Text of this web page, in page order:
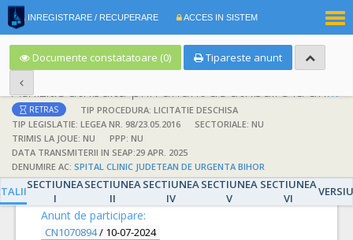
INREGISTRARE / RECUPERARE ACCES IN SISTEM
Documente constatatoare (0) Tipareste anunt
Achizitie atribuita prin anunt de atribuire la anunt de participare
RETRAS
TIP PROCEDURA: LICITATIE DESCHISA
TIP LEGISLATIE: LEGEA NR. 98/23.05.2016
SECTORIALE: NU
TRIMIS LA JOUE: NU
PPP: NU
DATA TRANSMITERII IN SEAP:29 APR. 2025
DENUMIRE AC: SPITAL CLINIC JUDETEAN DE URGENTA BIHOR
SECTIUNEA
I
SECTIUNEA
II
SECTIUNEA
IV
SECTIUNEA
V
SECTIUNEA
VI
DETALII
Anunt de participare:
CN1070894/ 10-07-2024